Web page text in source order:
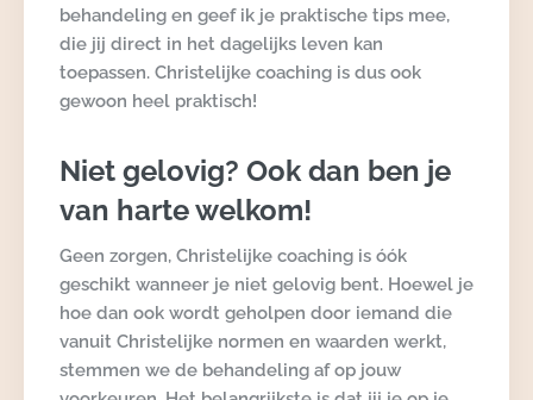
behandeling en geef ik je praktische tips mee,
die jij direct in het dagelijks leven kan
toepassen. Christelijke coaching is dus ook
gewoon heel praktisch!
Niet gelovig? Ook dan ben je
van harte welkom!
Geen zorgen, Christelijke coaching is óók
geschikt wanneer je niet gelovig bent. Hoewel je
hoe dan ook wordt geholpen door iemand die
vanuit Christelijke normen en waarden werkt,
stemmen we de behandeling af op jouw